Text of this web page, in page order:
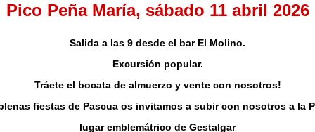
Pico Peña María, sábado 11 abril 2026
Salida a las 9 desde el bar El Molino.
Excursión popular.
Tráete el bocata de almuerzo y vente con nosotros!
fiestas de Pascua os invitamos a subir con nosotros a la
lugar emblemátrico de Gestalgar